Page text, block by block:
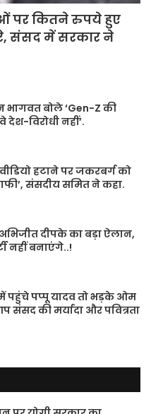
पर कितने रुपये हुए
संसद में सरकार ने
भागवत बोले ‘Gen-Z की
देश-विरोधी नहीं’.
वीडियो हटाने पर जकरबर्ग को
संसदीय समित ने कहा.
दीपके का बड़ा ऐलान,
नहीं बनाएंगे..!
में पहुंचे पप्पू यादव तो भड़के ओम
संसद की मर्यादा और पवित्रता